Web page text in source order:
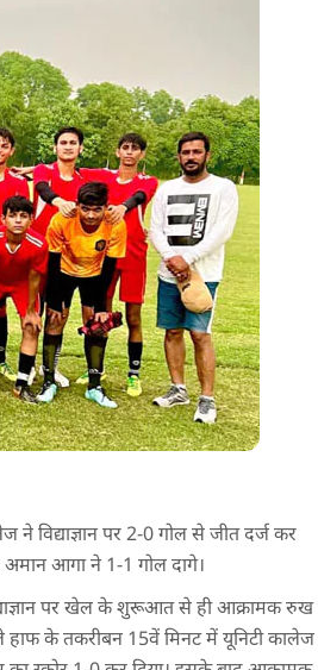
विद्याज्ञान पर 2-0 गोल से जीत दर्ज कर
आगा ने 1-1 गोल दागे।
पर खेल के शुरूआत से ही आक्रामक रुख
हाफ के तकरीबन 15वें मिनट में यूनिटी कालेज